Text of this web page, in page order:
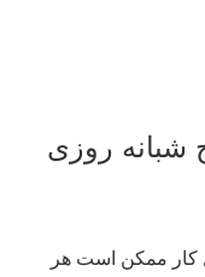
متری کرج شبانه روزی
کار ممکن است هر